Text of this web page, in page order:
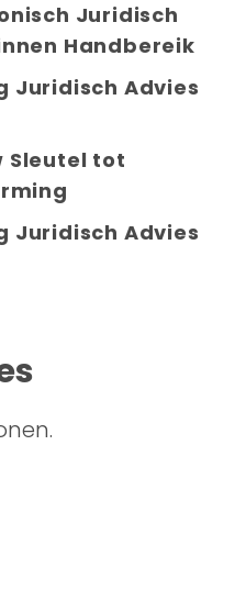
Juridisch
Handbereik
Juridisch Advies
Sleutel tot
Juridisch Advies